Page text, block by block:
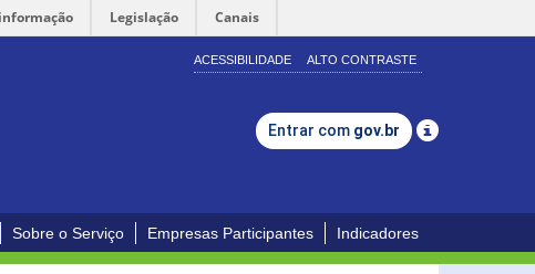
Legislação Canais
ACESSIBILIDADE ALTO CONTRASTE
Entrar com gov.br
Sobre o Serviço Empresas Participantes Indicadores